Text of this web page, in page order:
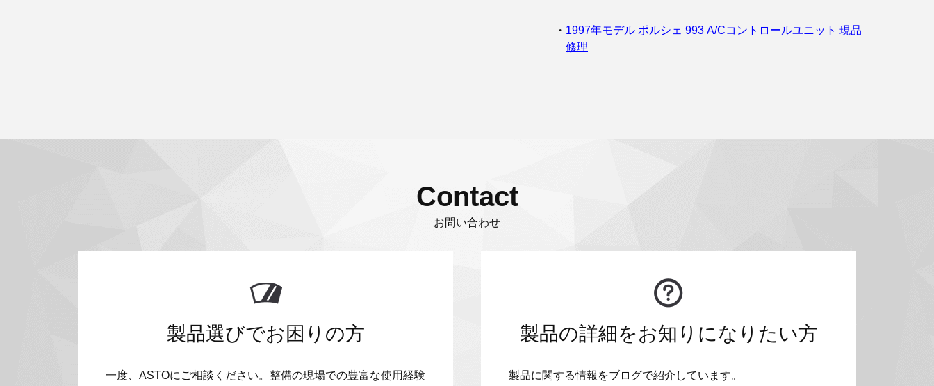
1997年モデル ポルシェ 993 A/Cコントロールユニット 現品
修理
Contact
お問い合わせ
製品選びでお困りの方
一度、ASTOにご相談ください。整備の現場での豊富な使用経験
製品の詳細をお知りになりたい方
製品に関する情報をブログで紹介しています。